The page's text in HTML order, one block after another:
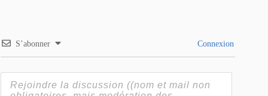
S’abonner Connexion